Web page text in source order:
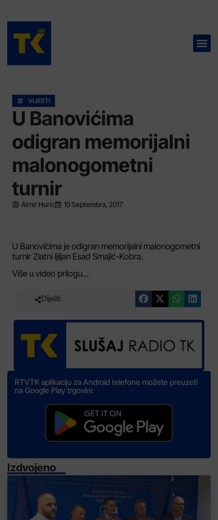
VIJESTI
U Banovićima
odigran memorijalni
malonogometni
turnir
Almir Huric 10 Septembra, 2017
U Banovićima je odigran memorijalni malonogometni
turnir Zlatni ljiljan Esad Smajić-Kobra.
Više u video prilogu…
Dijeliti
RTVTK aplikaciju za Android telefone možete preuzeti
na Google Play trgovini:
Izdvojeno